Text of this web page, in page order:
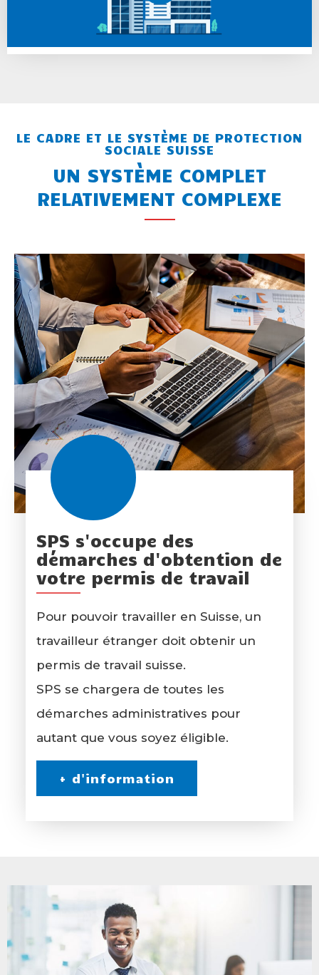
LE CADRE ET LE SYSTÈME DE PROTECTION
SOCIALE SUISSE
UN SYSTÈME COMPLET
RELATIVEMENT COMPLEXE
SPS s'occupe des
démarches d'obtention de
votre permis de travail
Pour pouvoir travailler en Suisse, un
travailleur étranger doit obtenir un
permis de travail suisse.
SPS se chargera de toutes les
démarches administratives pour
autant que vous soyez éligible.
+ d'information